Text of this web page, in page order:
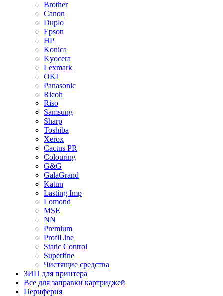
Brother
Canon
Duplo
Epson
HP
Konica
Kyocera
Lexmark
OKI
Panasonic
Ricoh
Riso
Samsung
Sharp
Toshiba
Xerox
Cactus PR
Colouring
G&G
GalaGrand
Katun
Lasting Imp
Lomond
MSE
NN
Premium
ProfiLine
Static Control
Superfine
Чистящие средства
ЗИП для принтера
Все для заправки картриджей
Периферия